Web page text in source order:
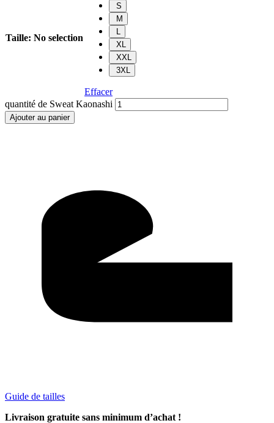
Taille: No selection
S
M
XL
XXL
3XL
Effacer
quantité de Sweat Kaonashi
Ajouter au panier
Guide de tailles
Livraison gratuite sans minimum d’achat !